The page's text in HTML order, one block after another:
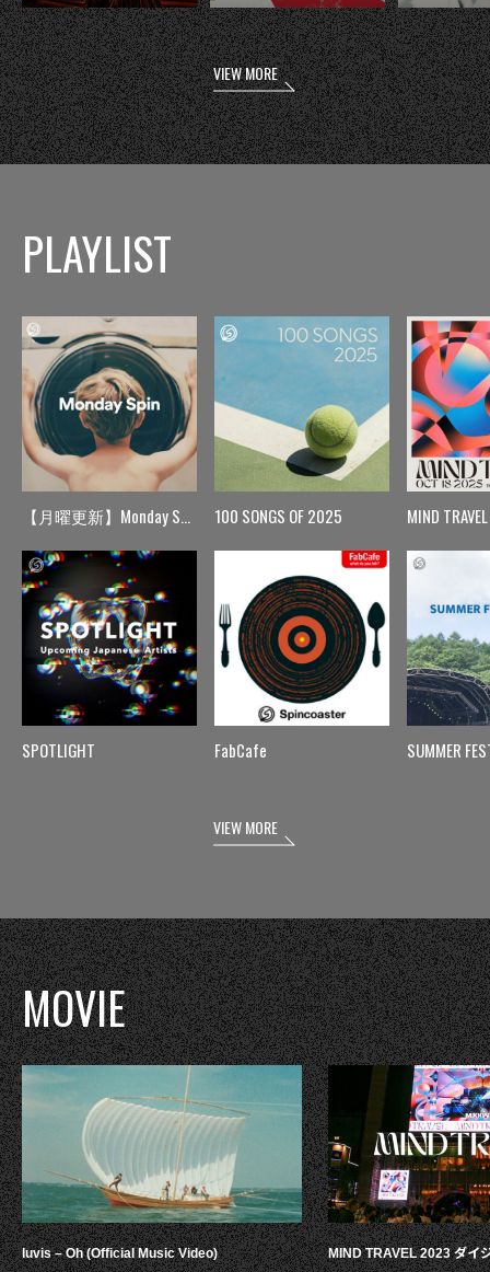
VIEW MORE
PLAYLIST
【月曜更新】Monday Spin
SPOTLIGHT
100 SONGS OF 2025
FabCafe
MIND TRAVEL
SUMMER
VIEW MORE
MOVIE
luvis – Oh (Official Music Video) MIND TRAVEL 2023 ダイ